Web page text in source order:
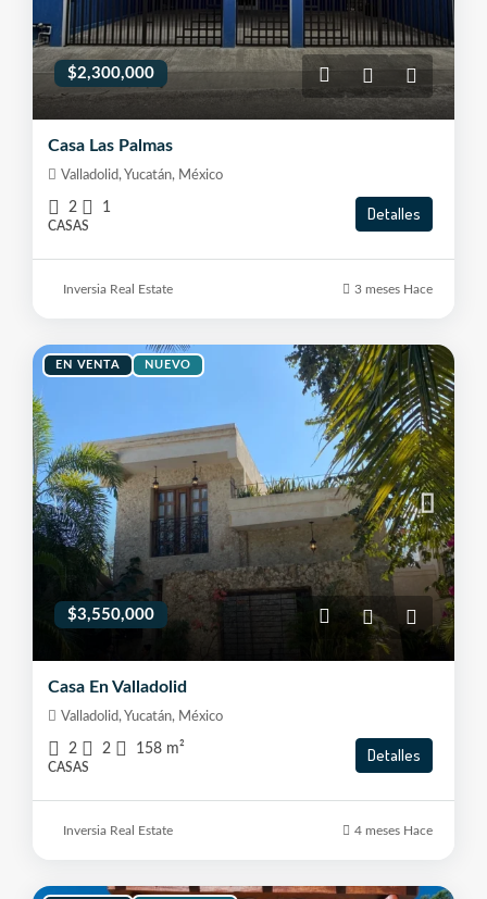
$2,300,000
Casa Las Palmas
Valladolid, Yucatán, México
2 1
CASAS
Detalles
Inversia Real Estate 3 meses Hace
EN VENTA NUEVO
$3,550,000
Casa En Valladolid
Valladolid, Yucatán, México
2 2 158 m²
CASAS
Detalles
Inversia Real Estate 4 meses Hace